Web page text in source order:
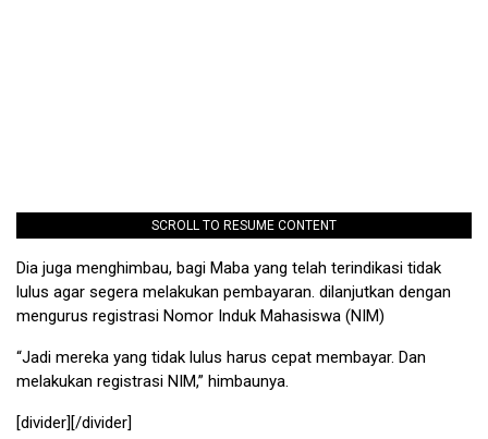
SCROLL TO RESUME CONTENT
Dia juga menghimbau, bagi Maba yang telah terindikasi tidak
lulus agar segera melakukan pembayaran. dilanjutkan dengan
mengurus registrasi Nomor Induk Mahasiswa (NIM)
“Jadi mereka yang tidak lulus harus cepat membayar. Dan
melakukan registrasi NIM,” himbaunya.
[divider][/divider]